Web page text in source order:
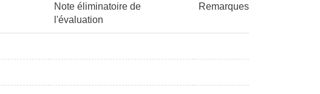
Note éliminatoire de
l'évaluation
Remarques